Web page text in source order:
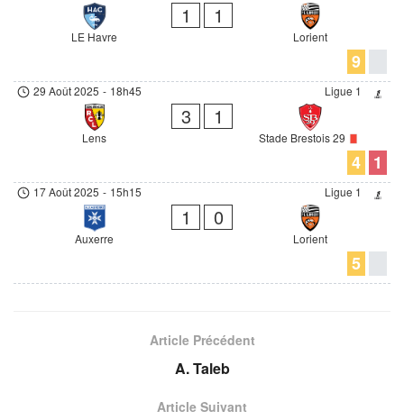
LE Havre
1 1
Lorient
9
Ligue 1
29 Août 2025 - 18h45
Lens
3 1
Stade Brestois 29
4 1
Ligue 1
17 Août 2025 - 15h15
Auxerre
1 0
Lorient
5
Article Précédent
A. Taleb
Article Suivant